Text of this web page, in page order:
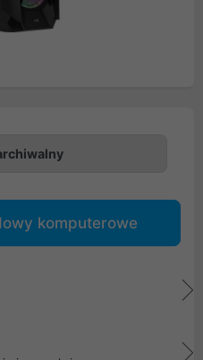
komputerowe